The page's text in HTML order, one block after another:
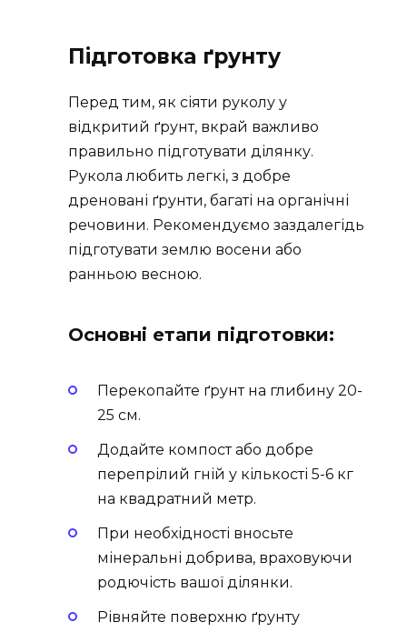
Підготовка ґрунту
Перед тим, як сіяти руколу у
відкритий ґрунт, вкрай важливо
правильно підготувати ділянку.
Рукола любить легкі, з добре
дреновані ґрунти, багаті на органічні
речовини. Рекомендуємо заздалегідь
підготувати землю восени або
ранньою весною.
Основні етапи підготовки:
Перекопайте ґрунт на глибину 20-
25 см.
Додайте компост або добре
перепрілий гній у кількості 5-6 кг
на квадратний метр.
При необхідності вносьте
мінеральні добрива, враховуючи
родючість вашої ділянки.
Рівняйте поверхню ґрунту